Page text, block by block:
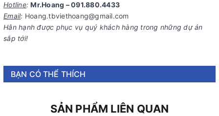
Hotline: Mr.Hoang – 091.880.4433
Email: Hoang.tbviethoang@gmail.com
Hân hạnh được phục vụ quý khách hàng trong những dự án
sắp tới!
BẠN CÓ THỂ THÍCH
SẢN PHẨM LIÊN QUAN